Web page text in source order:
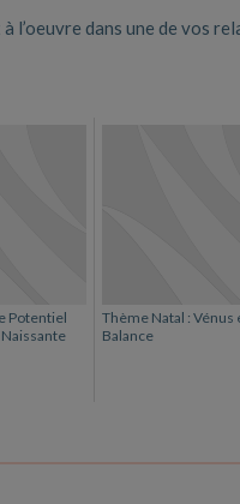
l’oeuvre dans une de vos
Potentiel
Thème Natal : Vénus
Balance